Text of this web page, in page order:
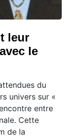
leur
le
du
univers sur «
entre
Cette
de la